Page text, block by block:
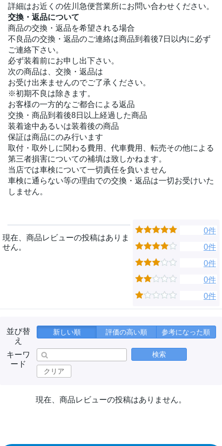
詳細はお近くの佐川急便営業所にお問い合わせください。
交換・返品について
商品の交換・返品を希望される場合
不良品の交換・返品のご連絡は商品到着後7日以内に必ず
ご連絡下さい。
必ず装着前にお申し出下さい。
次の商品は、交換・返品は
お受け出来ませんのでご了承ください。
※初期不良は除きます。
お客様の一方的なご都合による返品
交換・商品到着後8日以上経過した商品
装着途中あるいは装着後の商品
保証は商品にのみ行います
取付・取外しに関わる費用、代車費用、転売その他による
第三者損害についての補填は致しかねます。
当店では車検について一切責任を負いません
車検に通らない等の理由での交換・返品は一切お受けいた
しません。
現在、商品レビューの投稿はありま
せん。
0件
0件
0件
0件
0件
並び替
え
新しい順 評価の高い順 参考になった順
キーワ
ード
検索
クリア
現在、商品レビューの投稿はありません。